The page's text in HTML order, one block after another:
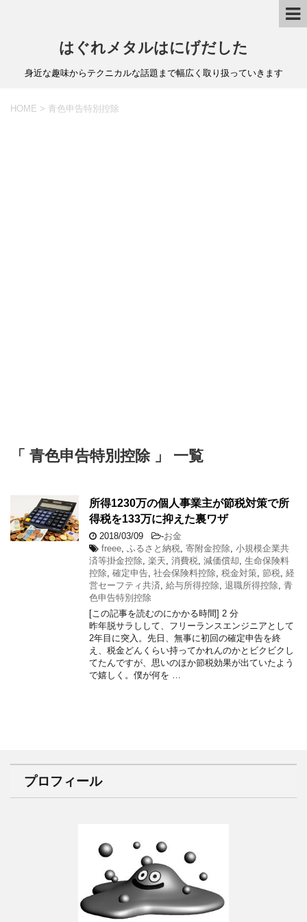
はぐれメタルはにげだした
身近な趣味からテクニカルな話題まで幅広く取り扱っていきます
HOME > 青色申告特別控除
「 青色申告特別控除 」 一覧
所得1230万の個人事業主が節税対策で所
得税を133万に抑えた裏ワザ
2018/03/09 -お金
freee, ふるさと納税, 寄附金控除, 小規模企業共
済等掛金控除, 楽天, 消費税, 減価償却, 生命保険料
控除, 確定申告, 社会保険料控除, 税金対策, 節税, 経
営セーフティ共済, 給与所得控除, 退職所得控除, 青
色申告特別控除
[この記事を読むのにかかる時間] 2 分
昨年脱サラしして、フリーランスエンジニアとして
2年目に突入。先日、無事に初回の確定申告を終
え、税金どんくらい持ってかれんのかとビクビクし
てたんですが、思いのほか節税効果が出ていたよう
で嬉しく。僕が何を …
プロフィール